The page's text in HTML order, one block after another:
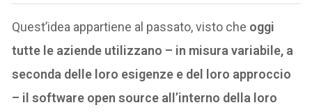
Quest’idea appartiene al passato, visto che oggi
tutte le aziende utilizzano – in misura variabile, a
seconda delle loro esigenze e del loro approccio
– il software open source all’interno della loro